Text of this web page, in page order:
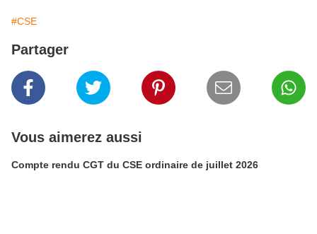
#CSE
Partager
Vous aimerez aussi
Compte rendu CGT du CSE ordinaire de juillet 2026